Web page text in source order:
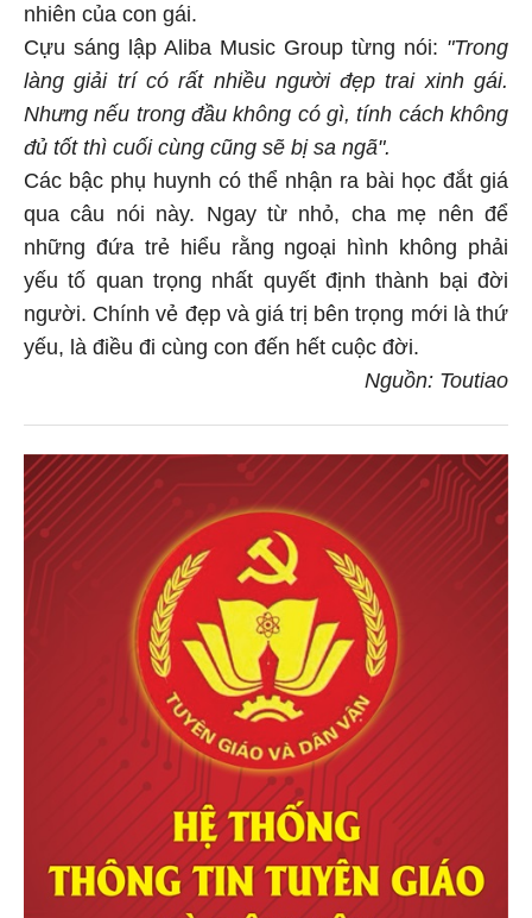
nhiên của con gái.
Cựu sáng lập Aliba Music Group từng nói: "Trong
làng giải trí có rất nhiều người đẹp trai xinh gái.
Nhưng nếu trong đầu không có gì, tính cách không
đủ tốt thì cuối cùng cũng sẽ bị sa ngã".
Các bậc phụ huynh có thể nhận ra bài học đắt giá
qua câu nói này. Ngay từ nhỏ, cha mẹ nên để
những đứa trẻ hiểu rằng ngoại hình không phải
yếu tố quan trọng nhất quyết định thành bại đời
người. Chính vẻ đẹp và giá trị bên trọng mới là thứ
yếu, là điều đi cùng con đến hết cuộc đời.
Nguồn: Toutiao